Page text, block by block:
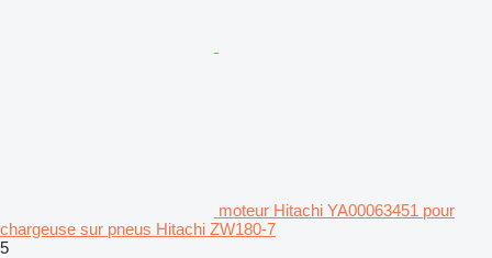
moteur Hitachi YA00063451 pour
chargeuse sur pneus Hitachi ZW180-7
5